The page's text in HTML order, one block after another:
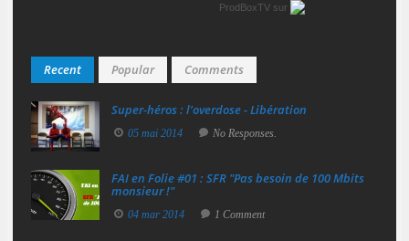
ProdBoxTV sur
Recent Popular Comments
Super‑héros : l’overdose - Libération
05 mai 2014 No Responses.
FAI en Folie #01 : SFR "Pas besoin de 100 Mbits
monsieur !"
04 mar 2014 1 Comment